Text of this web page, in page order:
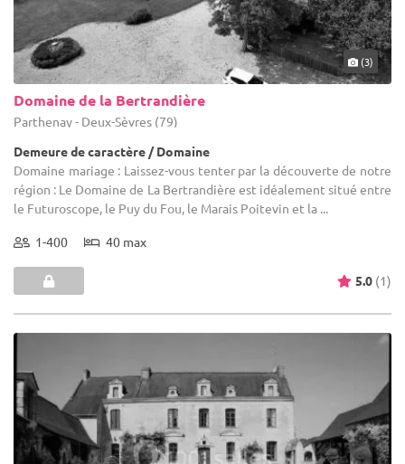
(3)
Domaine de la Bertrandière
Parthenay - Deux-Sèvres (79)
Demeure de caractère / Domaine
Domaine mariage : Laissez-vous tenter par la découverte de notre
région : Le Domaine de La Bertrandière est idéalement situé entre
le Futuroscope, le Puy du Fou, le Marais Poitevin et la ...
1-400 40 max
5.0 (1)